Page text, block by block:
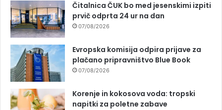
Čitalnica ČUK bo med jesenskimi izpiti
prvič odprta 24 ur na dan
07/08/2026
Evropska komisija odpira prijave za
plačano pripravništvo Blue Book
07/08/2026
Korenje in kokosova voda: tropski
napitki za poletne zabave